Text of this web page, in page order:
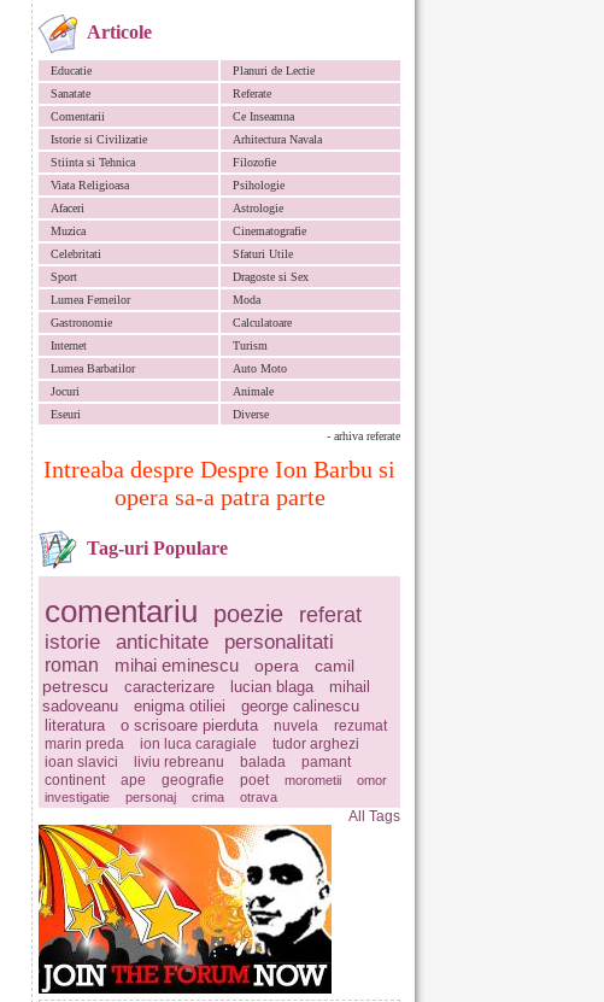
Articole
Educatie
Planuri de Lectie
Sanatate
Referate
Comentarii
Ce Inseamna
Istorie si Civilizatie
Arhitectura Navala
Stiinta si Tehnica
Filozofie
Viata Religioasa
Psihologie
Afaceri
Astrologie
Muzica
Cinematografie
Celebritati
Sfaturi Utile
Sport
Dragoste si Sex
Lumea Femeilor
Moda
Gastronomie
Calculatoare
Internet
Turism
Lumea Barbatilor
Auto Moto
Jocuri
Animale
Eseuri
Diverse
- arhiva referate
Intreaba despre Despre Ion Barbu si
opera sa-a patra parte
Tag-uri Populare
comentariu poezie referat
istorie antichitate personalitati
roman mihai eminescu opera
camil
petrescu
caracterizare lucian blaga
mihail
sadoveanu
enigma otiliei
george calinescu
literatura
o scrisoare pierduta nuvela
rezumat
marin preda
ion luca caragiale
tudor arghezi
ioan slavici
liviu rebreanu balada
pamant
continent
ape geografie poet morometii
omor
investigatie
personaj crima otrava
All Tags